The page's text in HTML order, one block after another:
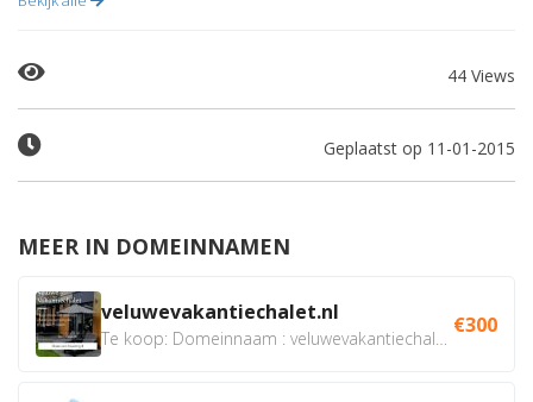
44 Views
Geplaatst op 11-01-2015
MEER IN DOMEINNAMEN
veluwevakantiechalet.nl €300